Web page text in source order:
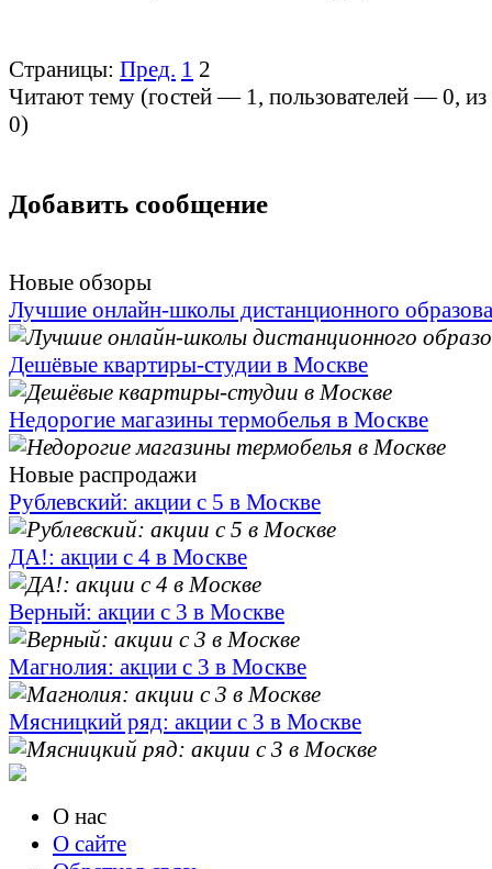
Страницы: Пред. 1 2
Читают тему (гостей — 1, пользователей —0,
0)
Добавить сообщение
Новые обзоры
Лучшие онлайн-школы дистанционного
Дешёвые квартиры-студии в Москве
Недорогие магазины термобелья в Москве
Новые распродажи
Рублевский: акции с 5 в Москве
ДА!: акции с 4 в Москве
Верный: акции с 3 в Москве
Магнолия: акции с 3 в Москве
Мясницкий ряд: акции с 3 в Москве
О нас
О сайте